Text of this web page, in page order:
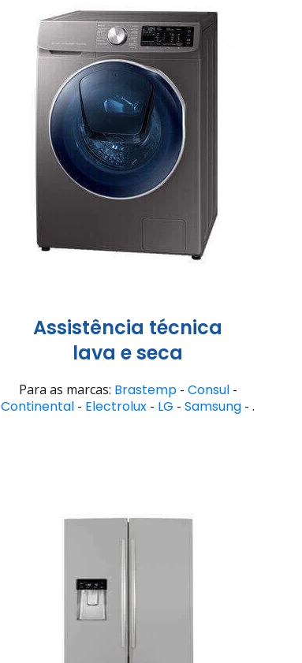
Assistência técnica
lava e seca
Para as marcas: Brastemp- Consul-
Continental - Electrolux - LG - Samsung - .